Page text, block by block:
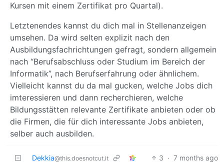
Kursen mit einem Zertifikat pro Quartal).
Letztenendes kannst du dich mal in Stellenanzeigen
umsehen. Da wird selten explizit nach den
Ausbildungsfachrichtungen gefragt, sondern allgemein
nach “Berufsabschluss oder Studium im Bereich der
Informatik”, nach Berufserfahrung oder ähnlichem.
Vielleicht kannst du da mal gucken, welche Jobs dich
imteressieren und dann recherchieren, welche
Bildungsstätten relevante Zertifikate anbieten oder ob
die Firmen, die für dich interessante Jobs anbieten,
selber auch ausbilden.
Dekkia@this.doesnotcut.it 3 · 7 months ago